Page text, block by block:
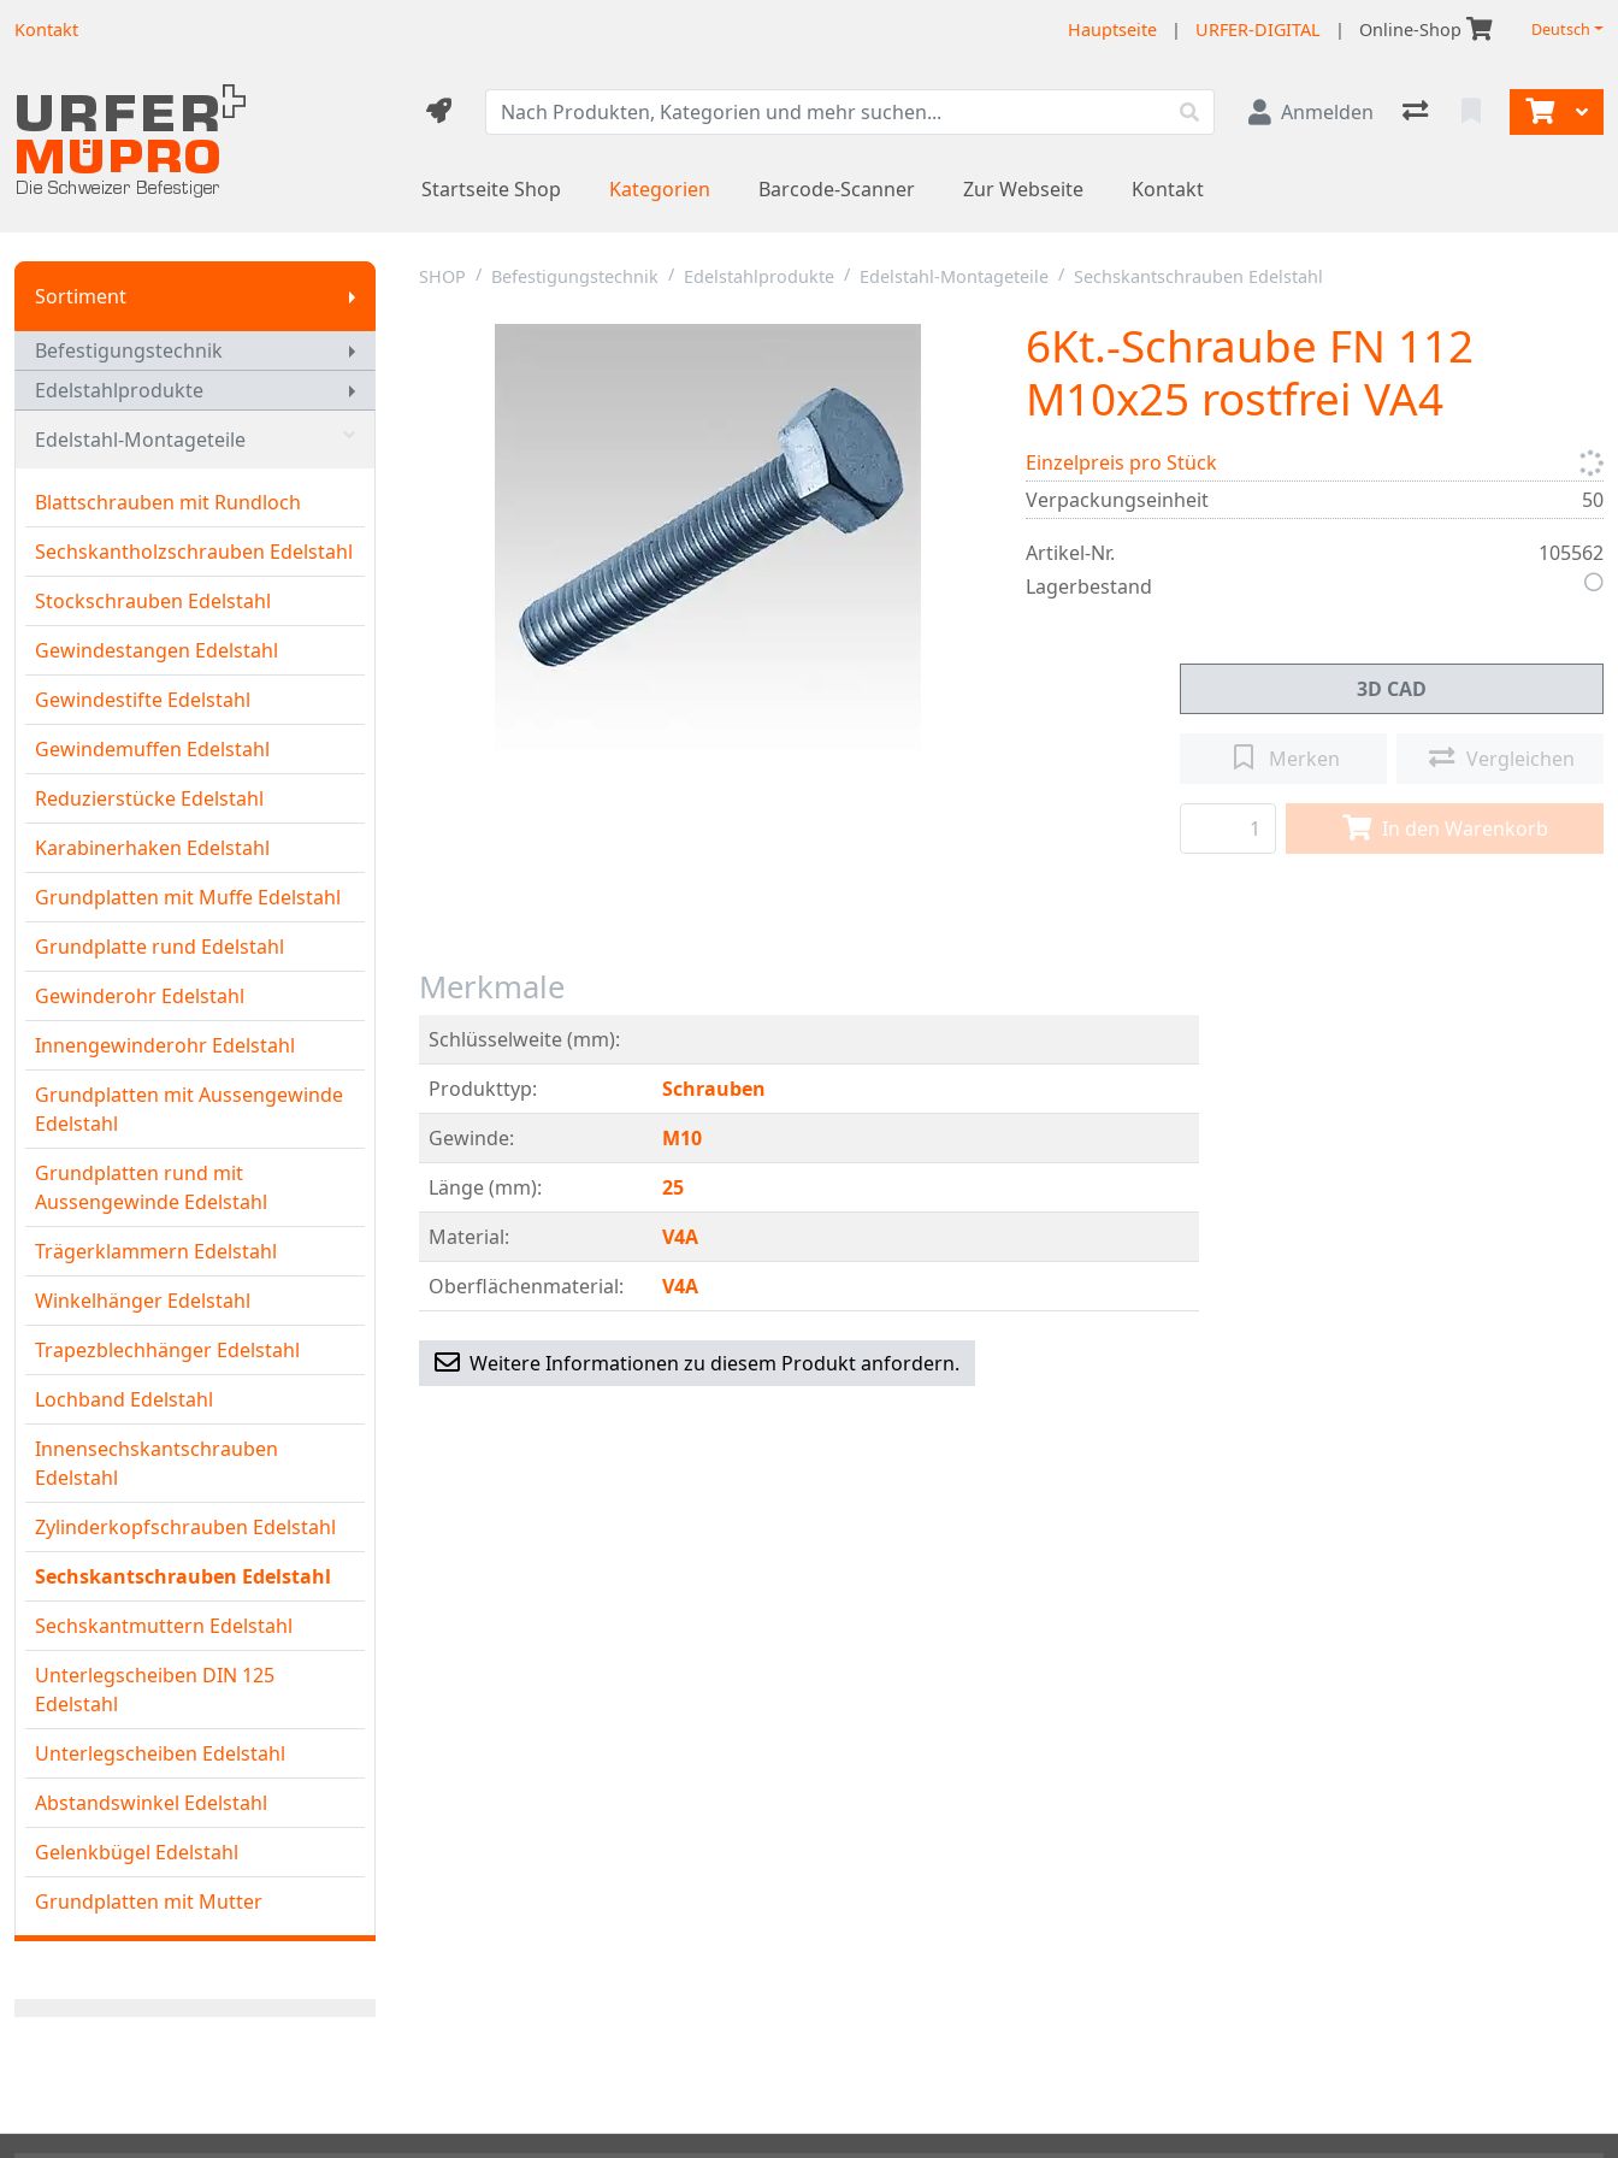
Kontakt Hauptseite | URFER-DIGITAL | Online-Shop Deutsch
Anmelden
Startseite Shop Kategorien Barcode-Scanner Zur Webseite Kontakt
Sortiment
Befestigungstechnik
Edelstahlprodukte
Edelstahl-Montageteile
Blattschrauben mit Rundloch
Sechskantholzschrauben Edelstahl
Stockschrauben Edelstahl
Gewindestangen Edelstahl
Gewindestifte Edelstahl
Gewindemuffen Edelstahl
Reduzierstücke Edelstahl
Karabinerhaken Edelstahl
Grundplatten mit Muffe Edelstahl
Grundplatte rund Edelstahl
Gewinderohr Edelstahl
Innengewinderohr Edelstahl
Grundplatten mit Aussengewinde
Edelstahl
Grundplatten rund mit
Aussengewinde Edelstahl
Trägerklammern Edelstahl
Winkelhänger Edelstahl
Trapezblechhänger Edelstahl
Lochband Edelstahl
Innensechskantschrauben
Edelstahl
Zylinderkopfschrauben Edelstahl
Sechskantschrauben Edelstahl
Sechskantmuttern Edelstahl
Unterlegscheiben DIN 125
Edelstahl
Unterlegscheiben Edelstahl
Abstandswinkel Edelstahl
Gelenkbügel Edelstahl
Grundplatten mit Mutter
SHOP Befestigungstechnik Edelstahlprodukte Edelstahl-Montageteile Sechskantschrauben Edelstahl
6Kt.-Schraube FN 112
M10x25 rostfrei VA4
Einzelpreis pro Stück
Verpackungseinheit
50
Artikel-Nr.
105562
Lagerbestand
3D CAD
Merken Vergleichen
In den Warenkorb
Merkmale
Schlüsselweite (mm):
Produkttyp:
Schrauben
Gewinde:
M10
Länge (mm):
25
Material:
V4A
Oberflächenmaterial:
V4A
Weitere Informationen zu diesem Produkt anfordern.